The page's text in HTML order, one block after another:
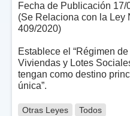
Fecha de Publicación 17/
(Se Relaciona con la Ley
409/2020)
Establece el “Régimen
Viviendas y Lotes
tengan como destino
única”.
Otras Leyes
Todos